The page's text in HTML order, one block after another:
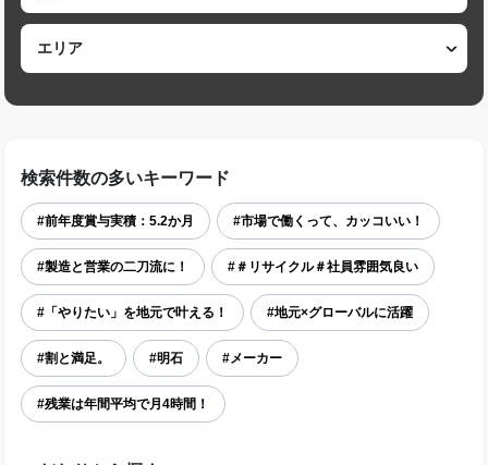
検索件数の多いキーワード
#前年度賞与実積：5.2か月 #市場で働くって、カッコいい！
#製造と営業の二刀流に！ #＃リサイクル＃社員雰囲気良い
#「やりたい」を地元で叶える！ #地元×グローバルに活躍
#割と満足。 #明石 #メーカー
#残業は年間平均で月4時間！